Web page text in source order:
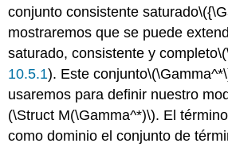
conjunto consistentesaturado
mostraremos que se puede
saturado, consistente y completo
10.5.1). Este conjunto
usaremos para definir nuestro
(\Struct M(\Gamma^*)\). El
como dominio el conjunto de